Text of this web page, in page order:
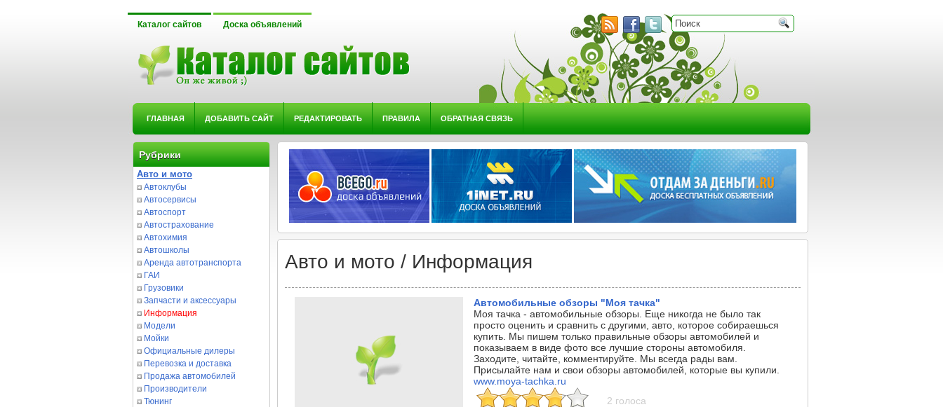
Каталог сайтов Доска объявлений
ГЛАВНАЯ ДОБАВИТЬ САЙТ РЕДАКТИРОВАТЬ ПРАВИЛА ОБРАТНАЯ СВЯЗЬ
Рубрики
Авто и мото
Автоклубы
Автосервисы
Автоспорт
Автострахование
Автохимия
Автошколы
Аренда автотранспорта
ГАИ
Грузовики
Запчасти и аксессуары
Информация
Модели
Мойки
Официальные дилеры
Перевозка и доставка
Продажа автомобилей
Производители
Тюнинг
Авто и мото / Информация
Автомобильные обзоры "Моя тачка"
Моя тачка - автомобильные обзоры. Еще никогда не было так
просто оценить и сравнить с другими, авто, которое собираешься
купить. Мы пишем только правильные обзоры автомобилей и
показываем в виде фото все лучшие стороны автомобиля.
Заходите, читайте, комментируйте. Мы всегда рады вам.
Присылайте нам и свои обзоры автомобилей, которые вы купили.
www.moya-tachka.ru
2 голоса